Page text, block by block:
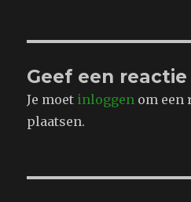
Geef een reactie
Je moet inloggen om een
plaatsen.